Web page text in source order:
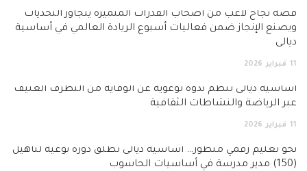
قصة نجاح لاعب من أصحاب القدرات المتميزة يتجاوز التحديات
ويصنع الإنجاز ضمن فعاليات أسبوع الريادة العالمي في أساسية
ديالى
11 فبراير 2026
أساسية ديالى تنظم ندوة توعوية عن الوقاية من التطرف العنيف
عبر الرياضة والنشاطات الثقافية
11 فبراير 2026
نحو تعليم رقمي متطور… اساسية ديالى تطلق دورة نوعية لتأهيل
(150) مدير مدرسة في أساسيات الحاسوب